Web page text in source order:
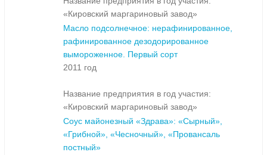
«Кировский маргариновый завод»
Масло подсолнечное: нерафинированное,
рафинированное дезодорированное
вымороженное. Первый сорт
2011 год
Название предприятия в год участия:
«Кировский маргариновый завод»
Соус майонезный «Здрава»: «Сырный»,
«Грибной», «Чесночный», «Провансаль
постный»